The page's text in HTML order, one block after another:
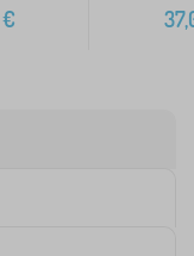
€